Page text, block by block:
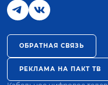
ОБРАТНАЯ СВЯЗЬ
РЕКЛАМА НА ПАКТ ТВ